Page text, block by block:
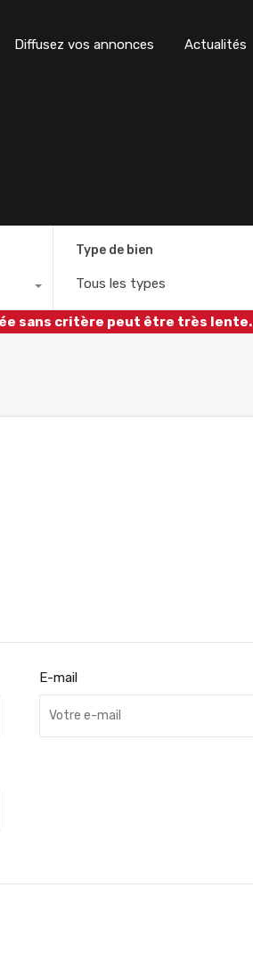
Diffusez vos annonces Actualités
Type de bien
Tous les types
sans critère peut être très lente.
E-mail